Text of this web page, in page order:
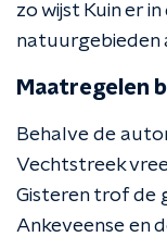
zo wijst Kuin er
natuurgebieden
Maatregelen
Behalve de
Vechtstreek
Gisteren trof de
Ankeveense en